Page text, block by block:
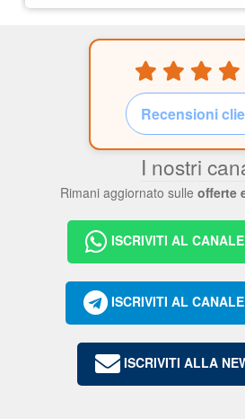
Recensioni
I nostri
Rimani aggiornato sulle offerte
ISCRIVITI AL
ISCRIVITI AL
ISCRIVITI ALLA